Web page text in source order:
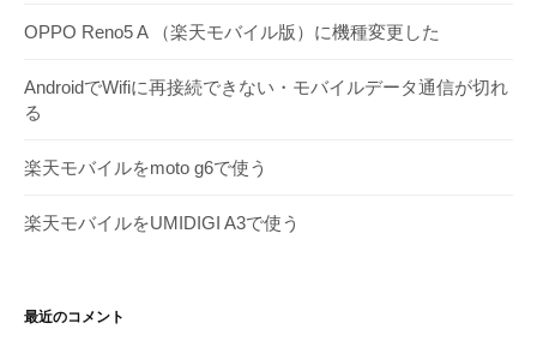
OPPO Reno5 A （楽天モバイル版）に機種変更した
AndroidでWifiに再接続できない・モバイルデータ通信が切れ
る
楽天モバイルをmoto g6で使う
楽天モバイルをUMIDIGI A3で使う
最近のコメント